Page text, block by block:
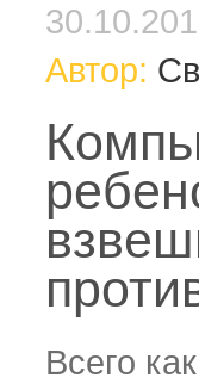
Автор:
Всего